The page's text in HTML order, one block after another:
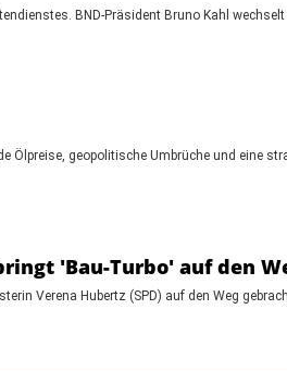
BND-Präsident Bruno Kahl
geopolitische Umbrüche und eine
'Bau-Turbo' auf den
Verena Hubertz (SPD) auf den Weg